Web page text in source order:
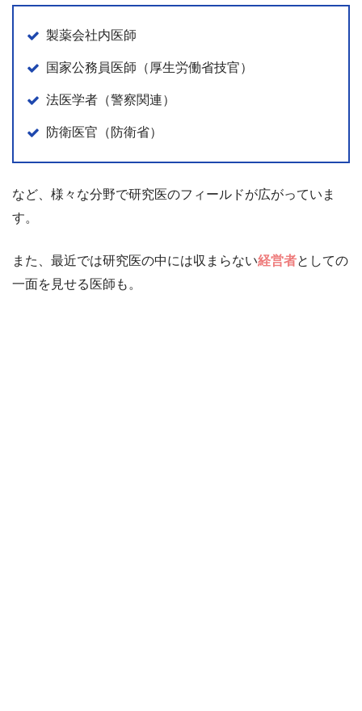
製薬会社内医師
国家公務員医師（厚生労働省技官）
法医学者（警察関連）
防衛医官（防衛省）
など、様々な分野で研究医のフィールドが広がっていま
す。
また、最近では研究医の中には収まらない経営者としての
一面を見せる医師も。